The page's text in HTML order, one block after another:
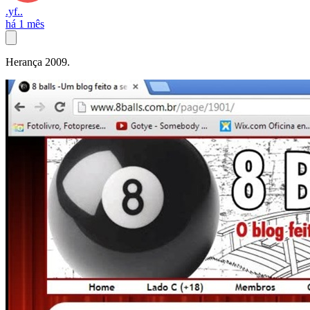
.yf..
há 1 mês
Herança 2009.